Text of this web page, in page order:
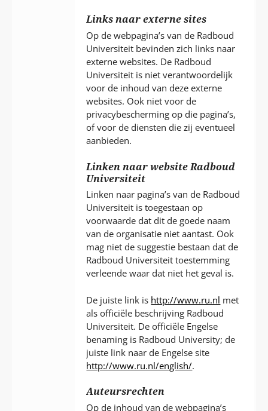
Links naar externe sites
Op de webpagina’s van de Radboud
Universiteit bevinden zich links naar
externe websites. De Radboud
Universiteit is niet verantwoordelijk
voor de inhoud van deze externe
websites. Ook niet voor de
privacybescherming op die pagina’s,
of voor de diensten die zij eventueel
aanbieden.
Linken naar website Radboud
Universiteit
Linken naar pagina’s van de Radboud
Universiteit is toegestaan op
voorwaarde dat dit de goede naam
van de organisatie niet aantast. Ook
mag niet de suggestie bestaan dat de
Radboud Universiteit toestemming
verleende waar dat niet het geval is.
De juiste link is http://www.ru.nl met
als officiële beschrijving Radboud
Universiteit. De officiële Engelse
benaming is Radboud University; de
juiste link naar de Engelse site
http://www.ru.nl/english/.
Auteursrechten
Op de inhoud van de webpagina’s